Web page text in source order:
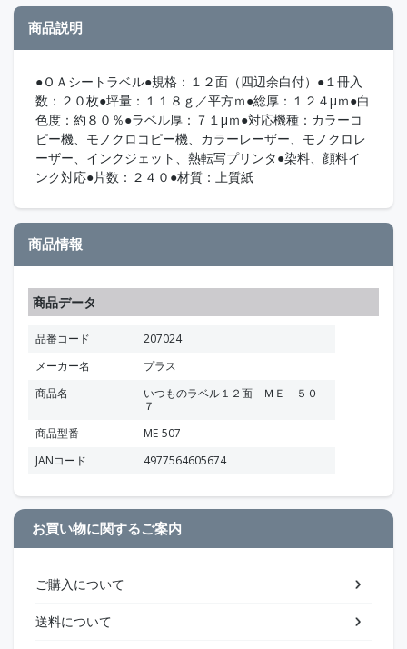
商品説明
●ＯＡシートラベル●規格：１２面（四辺余白付）●１冊入
数：２０枚●坪量：１１８ｇ／平方ｍ●総厚：１２４μｍ●白
色度：約８０％●ラベル厚：７１μｍ●対応機種：カラーコ
ピー機、モノクロコピー機、カラーレーザー、モノクロレ
ーザー、インクジェット、熱転写プリンタ●染料、顔料イ
ンク対応●片数：２４０●材質：上質紙
商品情報
商品データ
品番コード
207024
メーカー名
プラス
商品名
いつものラベル１２面 ＭＥ－５０
７
商品型番
ME-507
JANコード
4977564605674
お買い物に関するご案内
ご購入について
送料について